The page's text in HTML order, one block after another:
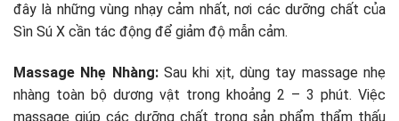
đây là những vùng nhạy cảm nhất, nơi các dưỡng chất của
Sìn Sú X cần tác động để giảm độ mẫn cảm.
Massage Nhẹ Nhàng:Sau khi xịt, dùng tay massage nhẹ
nhàng toàn bộ dương vật trong khoảng 2 – 3 phút. Việc
massage giúp các dưỡng chất trong sản phẩm thẩm thấu